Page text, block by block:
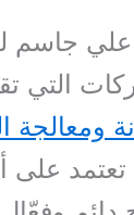
جاسم
التي
ومعالجة
على